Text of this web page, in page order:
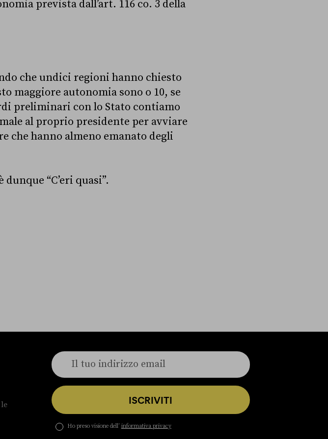
prevista dall’art. 116 co. 3 della
che undici regioni hanno chiesto
maggiore autonomia sono o 10, se
preliminari con lo Stato contiamo
al proprio presidente per avviare
che hanno almeno emanato degli
“C’eri quasi”.
ISCRIVITI
Ho preso visione dell’ informativa privacy